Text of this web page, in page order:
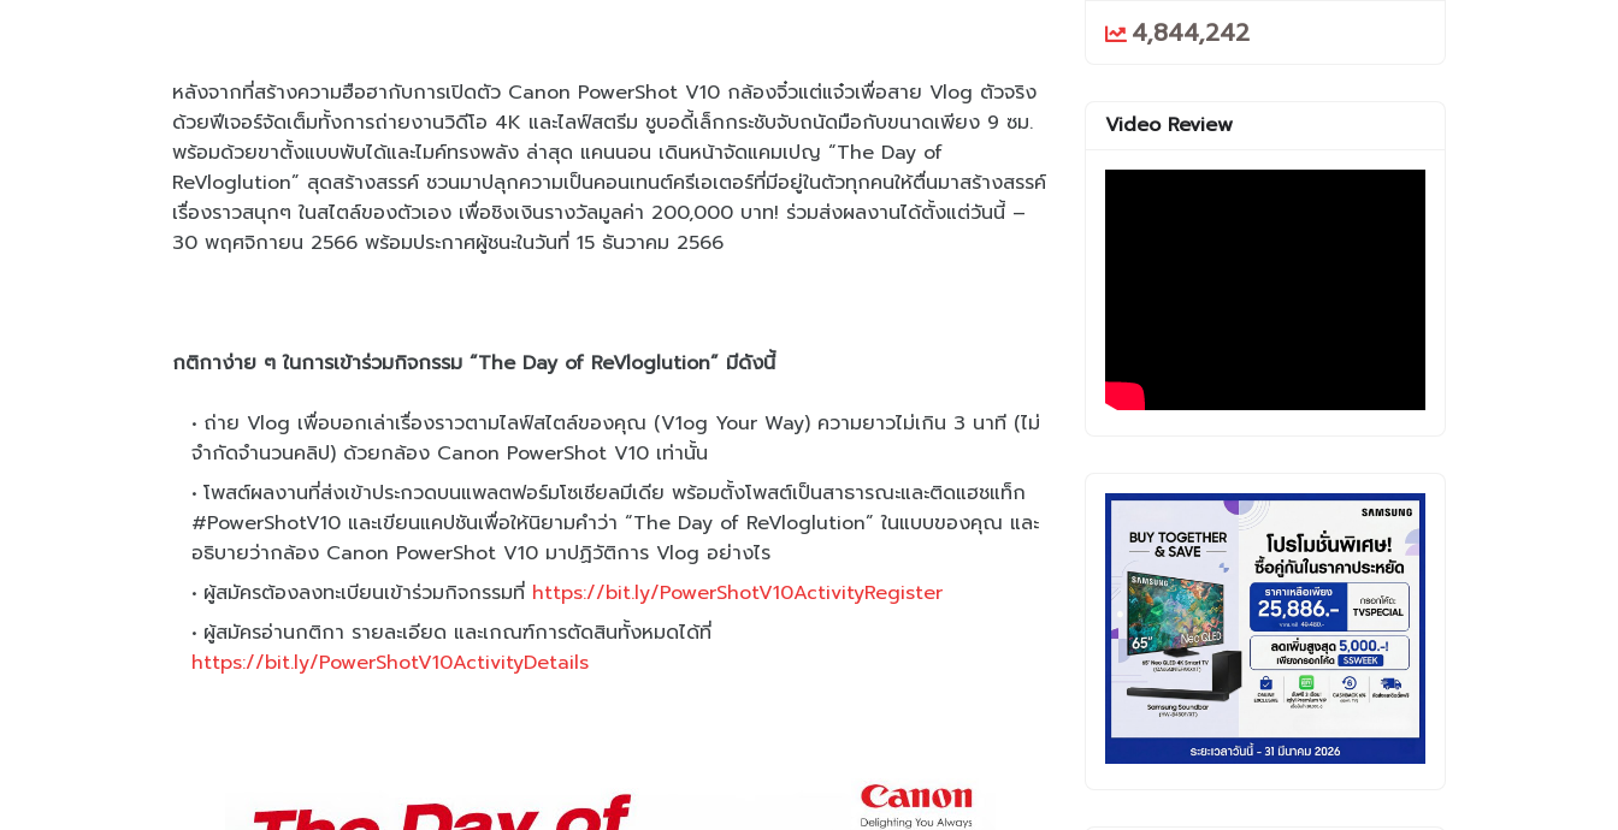
หลังจากที่สร้างความฮือฮากับการเปิดตัว Canon PowerShot V10 กล้องจิ๋วแต่แจ๋วเพื่อสาย Vlog ตัวจริง
ด้วยฟีเจอร์จัดเต็มทั้งการถ่ายงานวิดีโอ 4K และไลฟ์สตรีม ชูบอดี้เล็กกระชับจับถนัดมือกับขนาดเพียง 9 ซม.
พร้อมด้วยขาตั้งแบบพับได้และไมค์ทรงพลัง ล่าสุด แคนนอน เดินหน้าจัดแคมเปญ “The Day of
ReVloglution” สุดสร้างสรรค์ ชวนมาปลุกความเป็นคอนเทนต์ครีเอเตอร์ที่มีอยู่ในตัวทุกคนให้ตื่นมาสร้างสรรค์
เรื่องราวสนุกๆ ในสไตล์ของตัวเอง เพื่อชิงเงินรางวัลมูลค่า 200,000 บาท! ร่วมส่งผลงานได้ตั้งแต่วันนี้ –
30 พฤศจิกายน 2566 พร้อมประกาศผู้ชนะในวันที่ 15 ธันวาคม 2566
กติกาง่าย ๆ ในการเข้าร่วมกิจกรรม “The Day of ReVloglution” มีดังนี้
ถ่าย Vlog เพื่อบอกเล่าเรื่องราวตามไลฟ์สไตล์ของคุณ (V1og Your Way) ความยาวไม่เกิน 3 นาที (ไม่
จำกัดจำนวนคลิป) ด้วยกล้อง Canon PowerShot V10 เท่านั้น
โพสต์ผลงานที่ส่งเข้าประกวดบนแพลตฟอร์มโซเชียลมีเดีย พร้อมตั้งโพสต์เป็นสาธารณะและติดแฮชแท็ก
#PowerShotV10 และเขียนแคปชันเพื่อให้นิยามคำว่า “The Day of ReVloglution” ในแบบของคุณ และ
อธิบายว่ากล้อง Canon PowerShot V10 มาปฏิวัติการ Vlog อย่างไร
ผู้สมัครต้องลงทะเบียนเข้าร่วมกิจกรรมที่ https://bit.ly/PowerShotV10ActivityRegister
ผู้สมัครอ่านกติกา รายละเอียด และเกณฑ์การตัดสินทั้งหมดได้ที่
https://bit.ly/PowerShotV10ActivityDetails
4,844,242
Video Review